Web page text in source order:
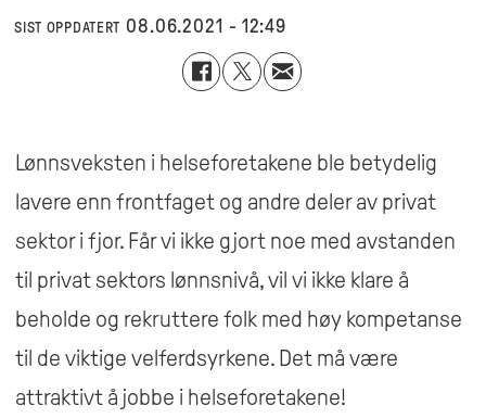
SIST OPPDATERT 08.06.2021 - 12:49
Lønnsveksten i helseforetakene ble betydelig
lavere enn frontfaget og andre deler av privat
sektor i fjor. Får vi ikke gjort noe med avstanden
til privat sektors lønnsnivå, vil vi ikke klare å
beholde og rekruttere folk med høy kompetanse
til de viktige velferdsyrkene. Det må være
attraktivt å jobbe i helseforetakene!